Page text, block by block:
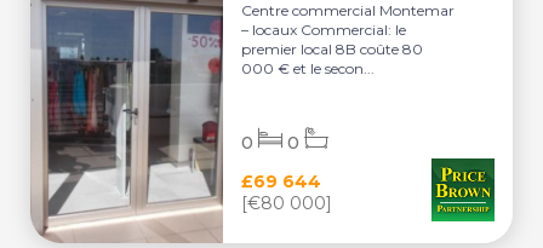
Centre commercial Montemar
– locaux Commercial: le
premier local 8B coûte 80
000 € et le secon...
£69 644
[€80 000]
0 0